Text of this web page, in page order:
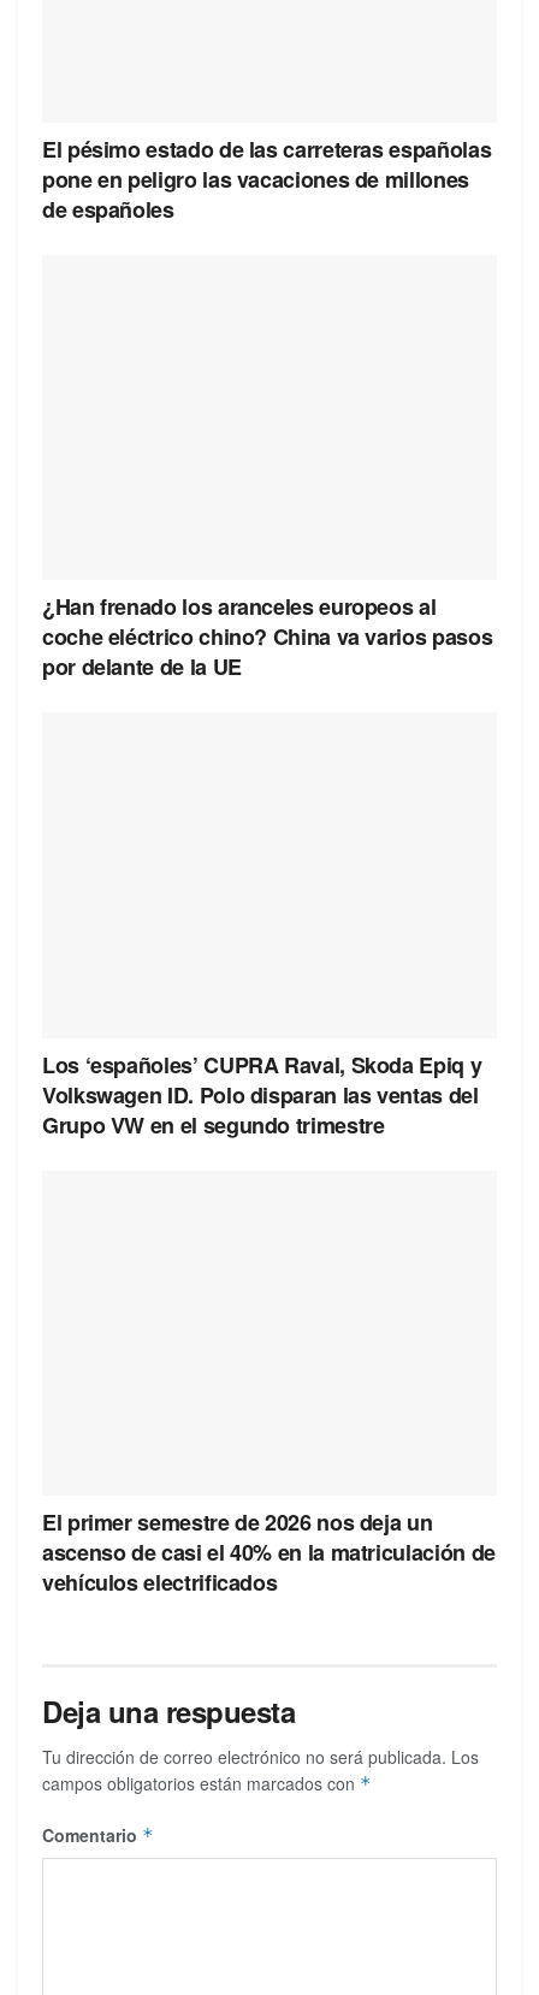
El pésimo estado de las carreteras españolas
pone en peligro las vacaciones de millones
de españoles
¿Han frenado los aranceles europeos al
coche eléctrico chino? China va varios pasos
por delante de la UE
Los ‘españoles’ CUPRA Raval, Skoda Epiq y
Volkswagen ID. Polo disparan las ventas del
Grupo VW en el segundo trimestre
El primer semestre de 2026 nos deja un
ascenso de casi el 40% en la matriculación de
vehículos electrificados
Deja una respuesta
Tu dirección de correo electrónico no será publicada. Los
campos obligatorios están marcados con *
Comentario *